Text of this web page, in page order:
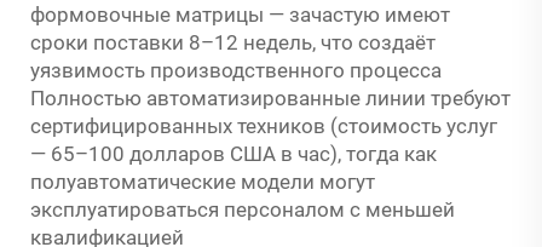
формовочные матрицы — зачастую имеют
сроки поставки 8–12 недель, что создаёт
уязвимость производственного процесса
Полностью автоматизированные линии требуют
сертифицированных техников (стоимость услуг
— 65–100 долларов США в час), тогда как
полуавтоматические модели могут
эксплуатироваться персоналом с меньшей
квалификацией